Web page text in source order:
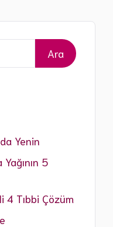
Ara
Yenin
5
4 Tıbbi Çözüm